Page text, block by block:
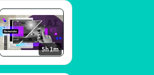
5h 1m